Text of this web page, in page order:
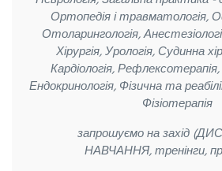
Ортопедія і травматологія,
Отоларингологія,
Хірургія, Урологія, Судинна
Кардіологія,
Ендокринологія, Фізична та
Фізіотерапія
запрошуємо на захід
НАВЧАННЯ,тренінги,